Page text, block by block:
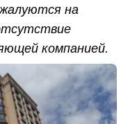
на
компанией.